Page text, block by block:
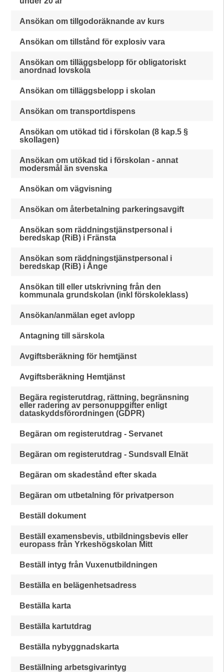
Ansökan om tillgodoräknande av kurs
Ansökan om tillstånd för explosiv vara
Ansökan om tilläggsbelopp för obligatoriskt
anordnad lovskola
Ansökan om tilläggsbelopp i skolan
Ansökan om transportdispens
Ansökan om utökad tid i förskolan (8 kap.5 §
skollagen)
Ansökan om utökad tid i förskolan - annat
modersmål än svenska
Ansökan om vägvisning
Ansökan om återbetalning parkeringsavgift
Ansökan som räddningstjänstpersonal i
beredskap (RiB) i Fränsta
Ansökan som räddningstjänstpersonal i
beredskap (RiB) i Ånge
Ansökan till eller utskrivning från den
kommunala grundskolan (inkl förskoleklass)
Ansökan/anmälan eget avlopp
Antagning till särskola
Avgiftsberäkning för hemtjänst
Avgiftsberäkning Hemtjänst
Begära registerutdrag, rättning, begränsning
eller radering av personuppgifter enligt
dataskyddsförordningen (GDPR)
Begäran om registerutdrag - Servanet
Begäran om registerutdrag - Sundsvall Elnät
Begäran om skadestånd efter skada
Begäran om utbetalning för privatperson
Beställ dokument
Beställ examensbevis, utbildningsbevis eller
europass från Yrkeshögskolan Mitt
Beställ intyg från Vuxenutbildningen
Beställa en belägenhetsadress
Beställa karta
Beställa kartutdrag
Beställa nybyggnadskarta
Beställning arbetsgivarintyg